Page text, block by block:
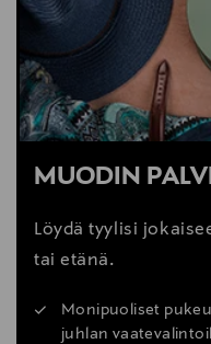
MUODIN
Löydä tyylisi
tai etänä.
Monipuoliset
juhlan